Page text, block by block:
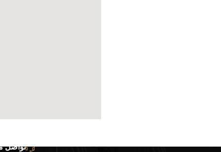
تواصل